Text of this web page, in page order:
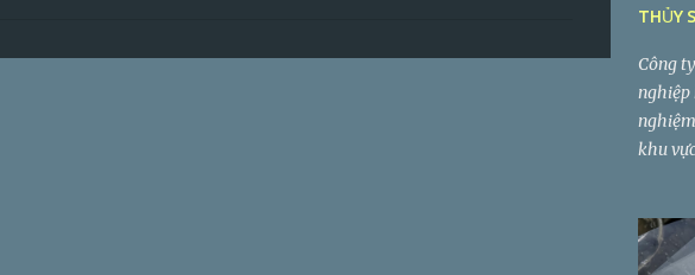
THỦY
Công
nghiệp
khu
Chất
tuyển